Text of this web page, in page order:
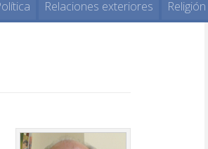
Relaciones exteriores Religión